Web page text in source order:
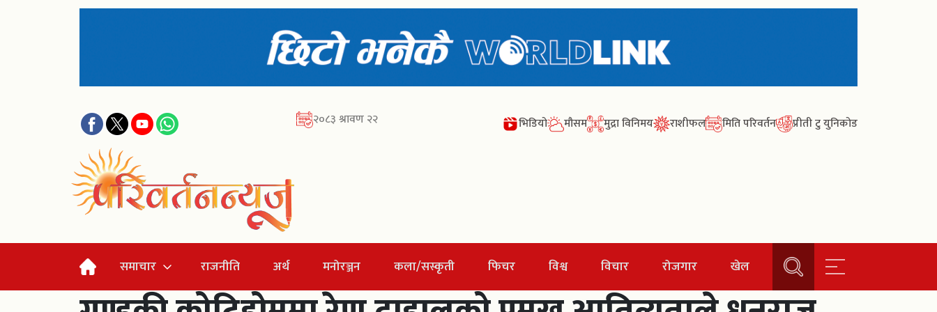
२०८३ श्रावण २२ भिडियो मौसम मुद्रा विनिमय राशीफल मिति परिवर्तन प्रीती टु युनिकोड
समाचार राजनीति अर्थ मनोरञ्जन कला/सस्कृती फिचर विश्व विचार रोजगार खेल